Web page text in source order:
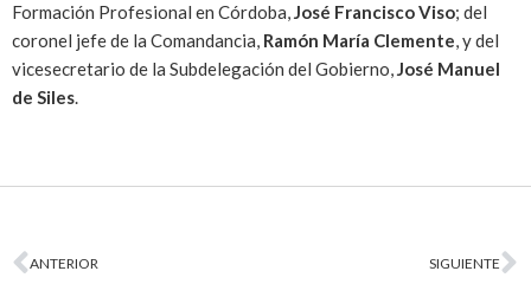
Formación Profesional en Córdoba,José Francisco Viso; del
coronel jefe de la Comandancia, Ramón María Clemente, y del
vicesecretario de la Subdelegación del Gobierno,José Manuel
de Siles.
ANTERIOR SIGUIENTE